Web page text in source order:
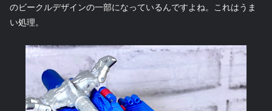
のビークルデザインの一部になっているんですよね。これはうま
い処理。